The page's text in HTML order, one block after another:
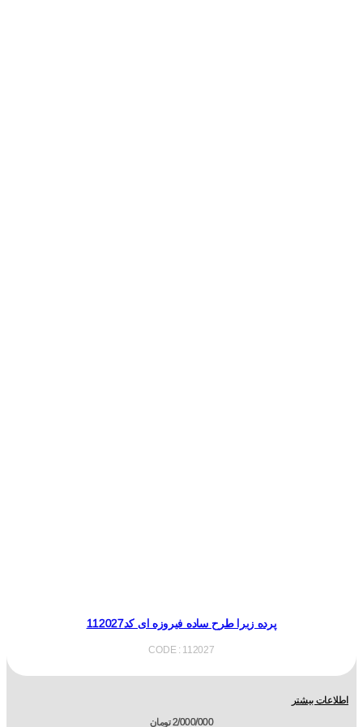
پرده زبرا طرح ساده فیروزه ای کد112027
CODE : 112027
اطلاعات بیشتر
2/000/000تومان